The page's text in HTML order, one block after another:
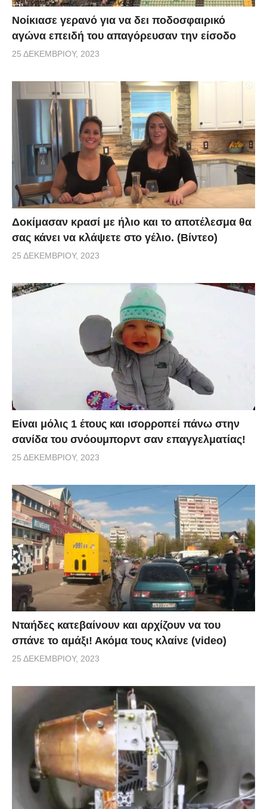
Νοίκιασε γερανό για να δει ποδοσφαιρικό
αγώνα επειδή του απαγόρευσαν την είσοδο
25 ΔΕΚΕΜΒΡΊΟΥ, 2023
Δοκίμασαν κρασί με ήλιο και το αποτέλεσμα θα
σας κάνει να κλάψετε στο γέλιο. (Βίντεο)
25 ΔΕΚΕΜΒΡΊΟΥ, 2023
Είναι μόλις 1 έτους και ισορροπεί πάνω στην
σανίδα του σνόουμπορντ σαν επαγγελματίας!
25 ΔΕΚΕΜΒΡΊΟΥ, 2023
Νταήδες κατεβαίνουν και αρχίζουν να του
σπάνε το αμάξι! Ακόμα τους κλαίνε (video)
25 ΔΕΚΕΜΒΡΊΟΥ, 2023